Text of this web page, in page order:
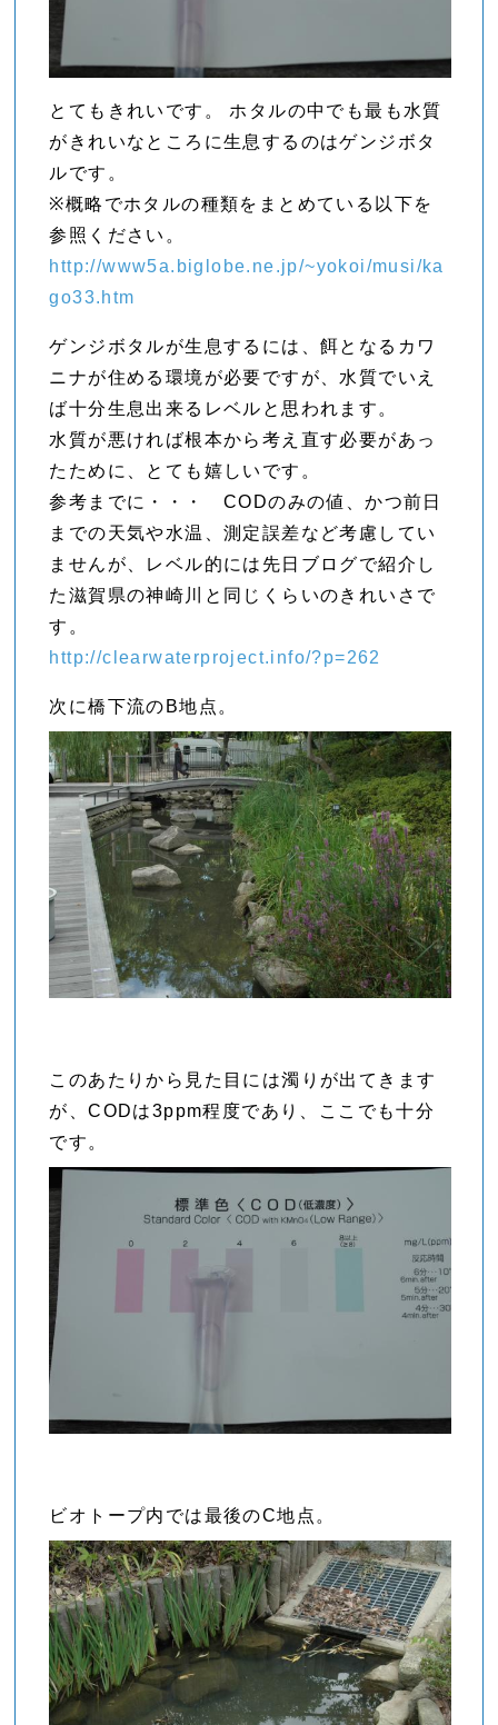
とてもきれいです。 ホタルの中でも最も水質
がきれいなところに生息するのはゲンジボタ
ルです。
※概略でホタルの種類をまとめている以下を
参照ください。
http://www5a.biglobe.ne.jp/~yokoi/musi/ka
go33.htm
ゲンジボタルが生息するには、餌となるカワ
ニナが住める環境が必要ですが、水質でいえ
ば十分生息出来るレベルと思われます。
水質が悪ければ根本から考え直す必要があっ
たために、とても嬉しいです。
参考までに・・・ CODのみの値、かつ前日
までの天気や水温、測定誤差など考慮してい
ませんが、レベル的には先日ブログで紹介し
た滋賀県の神崎川と同じくらいのきれいさで
す。
http://clearwaterproject.info/?p=262
次に橋下流のB地点。
このあたりから見た目には濁りが出てきます
が、CODは3ppm程度であり、ここでも十分
です。
ビオトープ内では最後のC地点。